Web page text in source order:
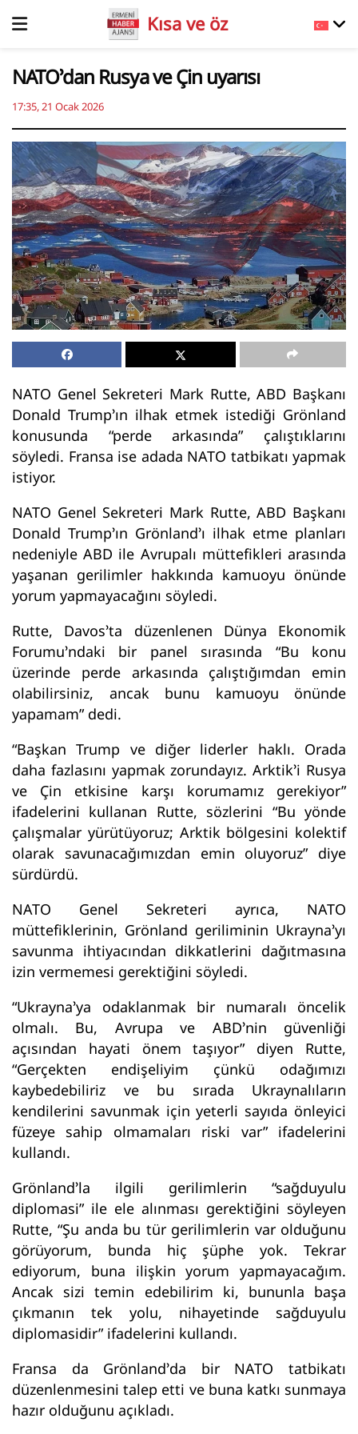
Kısa ve öz
NATO’dan Rusya ve Çin uyarısı
17:35, 21 Ocak 2026
NATO Genel Sekreteri Mark Rutte, ABD Başkanı
Donald Trump’ın ilhak etmek istediği Grönland
konusunda “perde arkasında” çalıştıklarını
söyledi. Fransa ise adada NATO tatbikatı yapmak
istiyor.
NATO Genel Sekreteri Mark Rutte, ABD Başkanı
Donald Trump’ın Grönland’ı ilhak etme planları
nedeniyle ABD ile Avrupalı müttefikleri arasında
yaşanan gerilimler hakkında kamuoyu önünde
yorum yapmayacağını söyledi.
Rutte, Davos’ta düzenlenen Dünya Ekonomik
Forumu’ndaki bir panel sırasında “Bu konu
üzerinde perde arkasında çalıştığımdan emin
olabilirsiniz, ancak bunu kamuoyu önünde
yapamam” dedi.
“Başkan Trump ve diğer liderler haklı. Orada
daha fazlasını yapmak zorundayız. Arktik’i Rusya
ve Çin etkisine karşı korumamız gerekiyor”
ifadelerini kullanan Rutte, sözlerini “Bu yönde
çalışmalar yürütüyoruz; Arktik bölgesini kolektif
olarak savunacağımızdan emin oluyoruz” diye
sürdürdü.
NATO Genel Sekreteri ayrıca, NATO
müttefiklerinin, Grönland geriliminin Ukrayna’yı
savunma ihtiyacından dikkatlerini dağıtmasına
izin vermemesi gerektiğini söyledi.
“Ukrayna’ya odaklanmak bir numaralı öncelik
olmalı. Bu, Avrupa ve ABD’nin güvenliği
açısından hayati önem taşıyor” diyen Rutte,
“Gerçekten endişeliyim çünkü odağımızı
kaybedebiliriz ve bu sırada Ukraynalıların
kendilerini savunmak için yeterli sayıda önleyici
füzeye sahip olmamaları riski var” ifadelerini
kullandı.
Grönland’la ilgili gerilimlerin “sağduyulu
diplomasi” ile ele alınması gerektiğini söyleyen
Rutte, “Şu anda bu tür gerilimlerin var olduğunu
görüyorum, bunda hiç şüphe yok. Tekrar
ediyorum, buna ilişkin yorum yapmayacağım.
Ancak sizi temin edebilirim ki, bununla başa
çıkmanın tek yolu, nihayetinde sağduyulu
diplomasidir” ifadelerini kullandı.
Fransa da Grönland’da bir NATO tatbikatı
düzenlenmesini talep etti ve buna katkı sunmaya
hazır olduğunu açıkladı.